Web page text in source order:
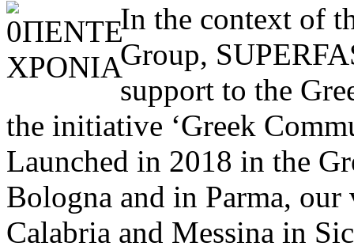
In the context of
Group,
support to the
the initiative ‘Greek
Launched in 2018 in the
Bologna and in Parma,
Calabria and Messina in